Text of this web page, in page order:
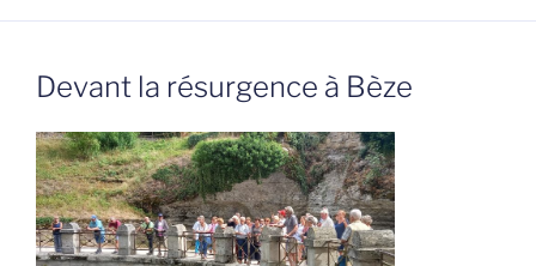
Devant la résurgence à Bèze